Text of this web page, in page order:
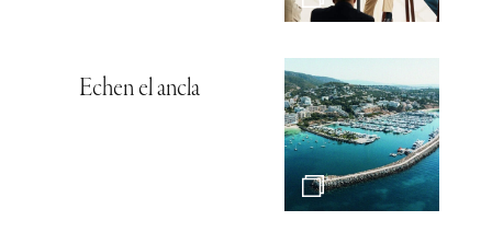
Echen el ancla